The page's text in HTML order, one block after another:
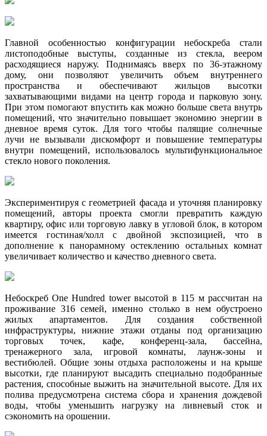
Главной особенностью конфигурации небоскреба стали
листоподобные выступы, созданные из стекла, веером
расходящиеся наружу. Поднимаясь вверх по 36-этажному
дому, они позволяют увеличить объем внутреннего
пространства и обеспечивают жильцов высотки
захватывающими видами на центр города и парковую зону.
При этом помогают впустить как можно больше света внутрь
помещений, что значительно повышает экономию энергии в
дневное время суток. Для того чтобы палящие солнечные
лучи не вызывали дискомфорт и повышение температуры
внутри помещений, использовалось мультифункциональное
стекло нового поколения.
Экспериментируя с геометрией фасада и уточняя планировку
помещений, авторы проекта смогли превратить каждую
квартиру, офис или торговую лавку в угловой блок, в котором
имеется гостиная/холл с двойной экспозицией, что в
дополнение к панорамному остеклению остальных комнат
увеличивает количество и качество дневного света.
Небоскреб One Hundred tower высотой в 115 м рассчитан на
проживание 316 семей, именно столько в нем обустроено
жилых апартаментов. Для создания собственной
инфраструктуры, нижние этажи отданы под организацию
торговых точек, кафе, конференц-зала, бассейна,
тренажерного зала, игровой комнаты, лаунж-зоны и
вестибюлей. Общие зоны отдыха расположены и на крыше
высотки, где планируют высадить специально подобранные
растения, способные выжить на значительной высоте. Для их
полива предусмотрена система сбора и хранения дождевой
воды, чтобы уменьшить нагрузку на ливневый сток и
сэкономить на орошении.